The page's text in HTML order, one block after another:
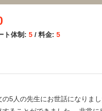
た。生活面の相談もしても
、私は1番高いグレードだっ
値段とあまり変わらなかった
ト体制: 5 / 料金: 5
5人の先生にお世話になりま